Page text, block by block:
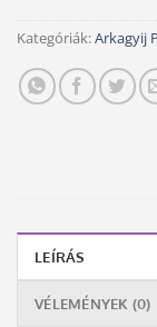
Kategóriák:Arkagyij
LEÍRÁS
VÉLEMÉNYEK (0)